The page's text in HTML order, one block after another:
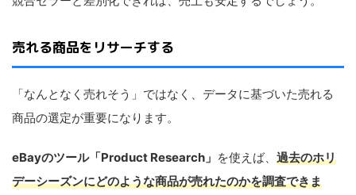
売れる商品をリサーチする
「なんとなく売れそう」ではなく、データに基づいた売れる
商品の選定が重要になります。
eBayのツール「Product Research」 を使えば、 過去のホリ
デーシーズンにどのような商品が売れたのかを調査できま